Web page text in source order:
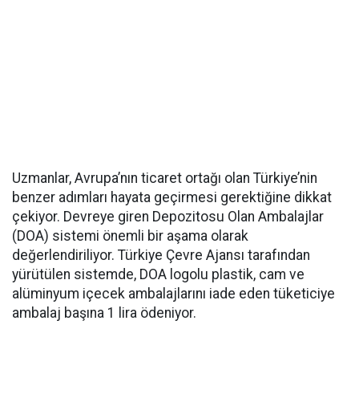
Uzmanlar, Avrupa’nın ticaret ortağı olan Türkiye’nin
benzer adımları hayata geçirmesi gerektiğine dikkat
çekiyor. Devreye giren Depozitosu Olan Ambalajlar
(DOA) sistemi önemli bir aşama olarak
değerlendiriliyor. Türkiye Çevre Ajansı tarafından
yürütülen sistemde, DOA logolu plastik, cam ve
alüminyum içecek ambalajlarını iade eden tüketiciye
ambalaj başına 1 lira ödeniyor.